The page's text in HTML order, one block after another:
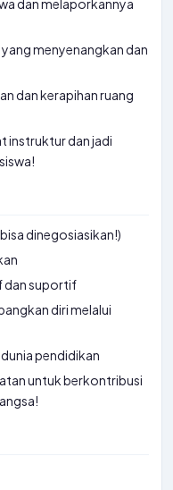
dan melaporkannya
menyenangkan dan
dan kerapihan ruang
instruktur dan jadi
dinegosiasikan!)
dan suportif
diri melalui
pendidikan
untuk berkontribusi